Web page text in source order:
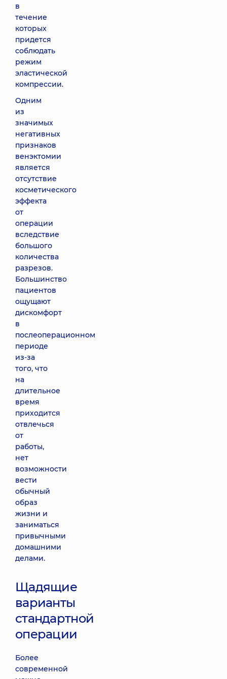
в
течение
которых
придется
соблюдать
режим
эластической
компрессии.
Одним
из
значимых
негативных
признаков
венэктомии
является
отсутствие
косметического
эффекта
от
операции
вследствие
большого
количества
разрезов.
Большинство
пациентов
ощущают
дискомфорт
в
послеоперационном
периоде
из-за
того, что
на
длительное
время
приходится
отвлечься
от
работы,
нет
возможности
вести
обычный
образ
жизни и
заниматься
привычными
домашними
делами.
Щадящие
варианты
стандартной
операции
Более
современной